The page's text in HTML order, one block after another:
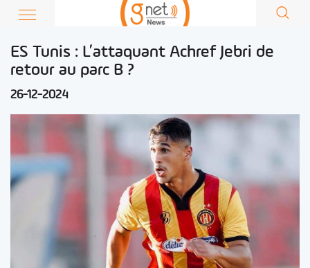
ES Tunis : L’attaquant Achref Jebri de
retour au parc B ?
26-12-2024